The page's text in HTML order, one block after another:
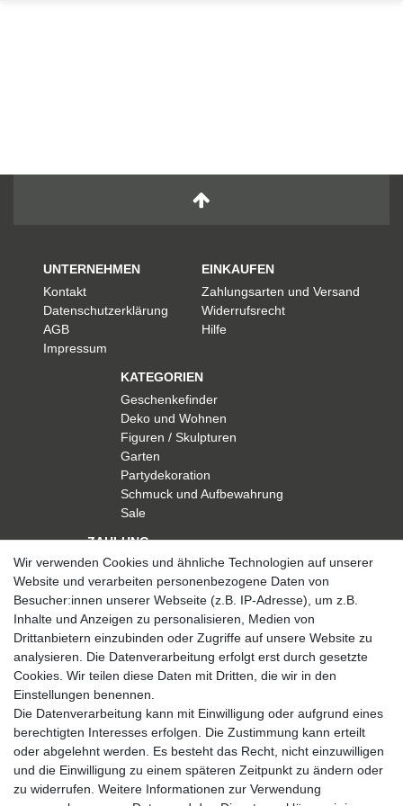
UNTERNEHMEN
Kontakt
Datenschutzerklärung
AGB
Impressum
EINKAUFEN
Zahlungsarten und Versand
Widerrufsrecht
Hilfe
KATEGORIEN
Geschenkefinder
Deko und Wohnen
Figuren / Skulpturen
Garten
Partydekoration
Schmuck und Aufbewahrung
Sale
ZAHLUNG
VERSAND
SICHER EINKAUFEN
Sicher einkaufen mit
durchgehender SSL-Verschlüsselung
Wir verwenden Cookies und ähnliche Technologien auf unserer
Website und verarbeiten personenbezogene Daten von
Besucher:innen unserer Webseite (z.B. IP-Adresse), um z.B.
Inhalte und Anzeigen zu personalisieren, Medien von
Drittanbietern einzubinden oder Zugriffe auf unsere Website zu
analysieren. Die Datenverarbeitung erfolgt erst durch gesetzte
Cookies. Wir teilen diese Daten mit Dritten, die wir in den
Einstellungen benennen.
Die Datenverarbeitung kann mit Einwilligung oder aufgrund eines
berechtigten Interesses erfolgen. Die Zustimmung kann erteilt
oder abgelehnt werden. Es besteht das Recht, nicht einzuwilligen
und die Einwilligung zu einem späteren Zeitpunkt zu ändern oder
zu widerrufen. Weitere Informationen zur Verwendung